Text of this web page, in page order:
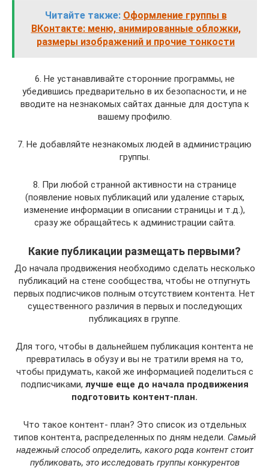
Читайте также: Оформление группы в
ВКонтакте: меню, анимированные обложки,
размеры изображений и прочие тонкости
6. Не устанавливайте сторонние программы, не
убедившись предварительно в их безопасности, и не
вводите на незнакомых сайтах данные для доступа к
вашему профилю.
7. Не добавляйте незнакомых людей в администрацию
группы.
8. При любой странной активности на странице
(появление новых публикаций или удаление старых,
изменение информации в описании страницы и т.д.),
сразу же обращайтесь к администрации сайта.
Какие публикации размещать первыми?
До начала продвижения необходимо сделать несколько
публикаций на стене сообщества, чтобы не отпугнуть
первых подписчиков полным отсутствием контента. Нет
существенного различия в первых и последующих
публикациях в группе.
Для того, чтобы в дальнейшем публикация контента не
превратилась в обузу и вы не тратили время на то,
чтобы придумать, какой же информацией поделиться с
подписчиками, лучше еще до начала продвижения
подготовить контент-план.
Что такое контент- план? Это список из отдельных
типов контента, распределенных по дням недели. Самый
надежный способ определить, какого рода контент стоит
публиковать, это исследовать группы конкурентов